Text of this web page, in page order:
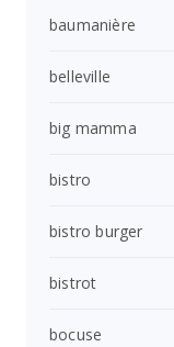
baumanière
belleville
big mamma
bistro
bistro burger
bistrot
bocuse